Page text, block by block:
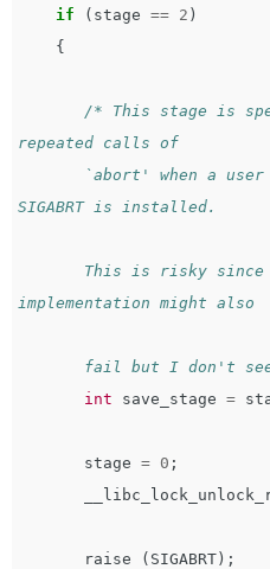
if ( stage == 2 )
{
/* This stage is
repeated calls of
SIGABRT is installed.
implementation might also
fail but I
int
save_stage =
stage = 0 ;
raise ( SIGABRT );